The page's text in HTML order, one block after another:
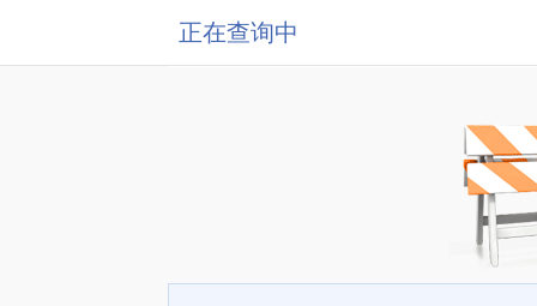
正在查询中